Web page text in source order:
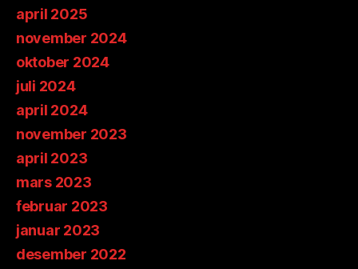
april 2025
november 2024
oktober 2024
juli 2024
april 2024
november 2023
april 2023
mars 2023
februar 2023
januar 2023
desember 2022